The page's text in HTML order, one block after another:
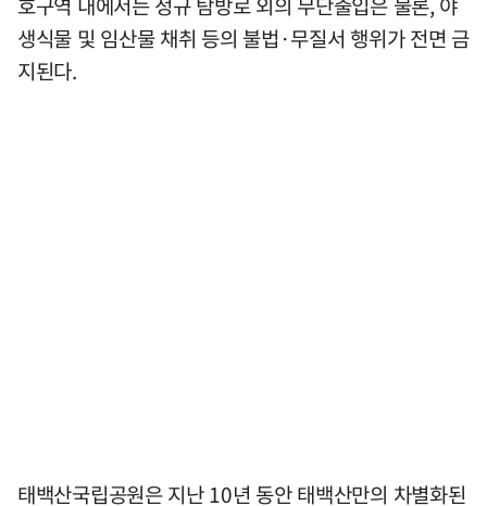
생식물 및 임산물 채취 등의 불법·무질서 행위가 전면 금
지된다.
태백산국립공원은 지난 10년 동안 태백산만의 차별화된